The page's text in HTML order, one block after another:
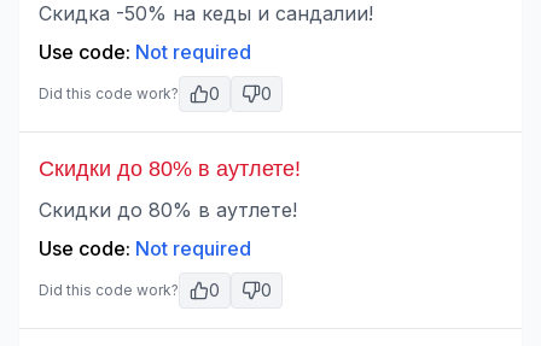
Скидка -50% на кеды и сандалии!
Use code: Not required
Did this code work? 0 0
Скидки до 80% в аутлете!
Скидки до 80% в аутлете!
Use code: Not required
Did this code work? 0 0